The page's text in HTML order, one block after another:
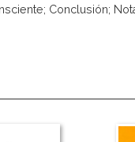
Conclusión;